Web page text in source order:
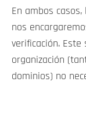
En ambos
nos
verificación. Este
organización
dominios) no